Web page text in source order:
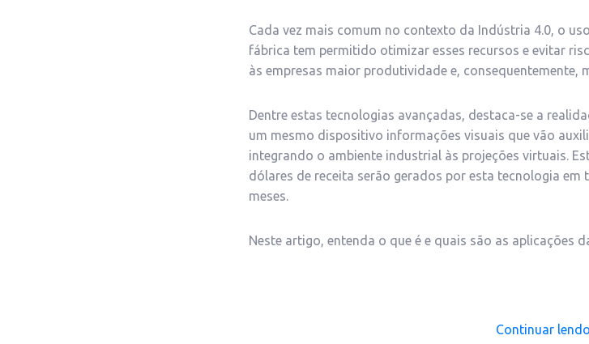
Cada vez mais comum no contexto da Indústria 4.0, o
fábrica tem permitido otimizar esses recursos e evitar
às empresas maior produtividade e, consequentemente,
Dentre estas tecnologias avançadas, destaca-se a
um mesmo dispositivo informações visuais que vão
integrando o ambiente industrial às projeções virtuais.
dólares de receita serão gerados por esta tecnologia
meses.
Neste artigo, entenda o que é e quais são as aplicações
Continuar lendo